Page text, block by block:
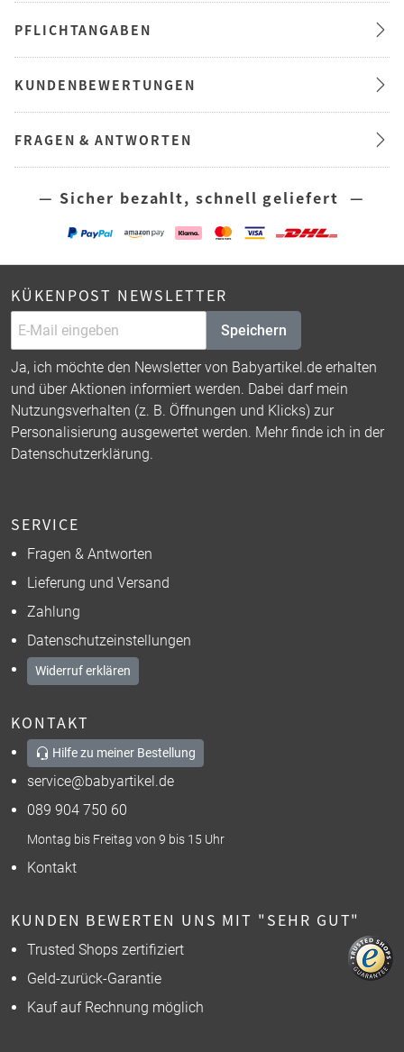
PFLICHTANGABEN
KUNDENBEWERTUNGEN
FRAGEN & ANTWORTEN
— Sicher bezahlt, schnell geliefert —
KÜKENPOST NEWSLETTER
Speichern
Ja, ich möchte den Newsletter von Babyartikel.de erhalten
und über Aktionen informiert werden. Dabei darf mein
Nutzungsverhalten (z. B. Öffnungen und Klicks) zur
Personalisierung ausgewertet werden. Mehr finde ich in der
Datenschutzerklärung.
SERVICE
Fragen & Antworten
Lieferung und Versand
Zahlung
Datenschutzeinstellungen
Widerruf erklären
KONTAKT
Hilfe zu meiner Bestellung
service@babyartikel.de
089 904 750 60
Montag bis Freitag von 9 bis 15 Uhr
Kontakt
KUNDEN BEWERTEN UNS MIT "SEHR GUT"
Trusted Shops zertifiziert
Geld-zurück-Garantie
Kauf auf Rechnung möglich